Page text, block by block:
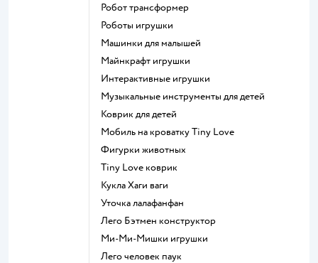
Робот трансформер
Роботы игрушки
Машинки для малышей
Майнкрафт игрушки
Интерактивные игрушки
Музыкальные инструменты для детей
Коврик для детей
Мобиль на кроватку Tiny Love
Фигурки животных
Tiny Love коврик
Кукла Хаги ваги
Уточка лалафанфан
Лего Бэтмен конструктор
Ми-Ми-Мишки игрушки
Лего человек паук